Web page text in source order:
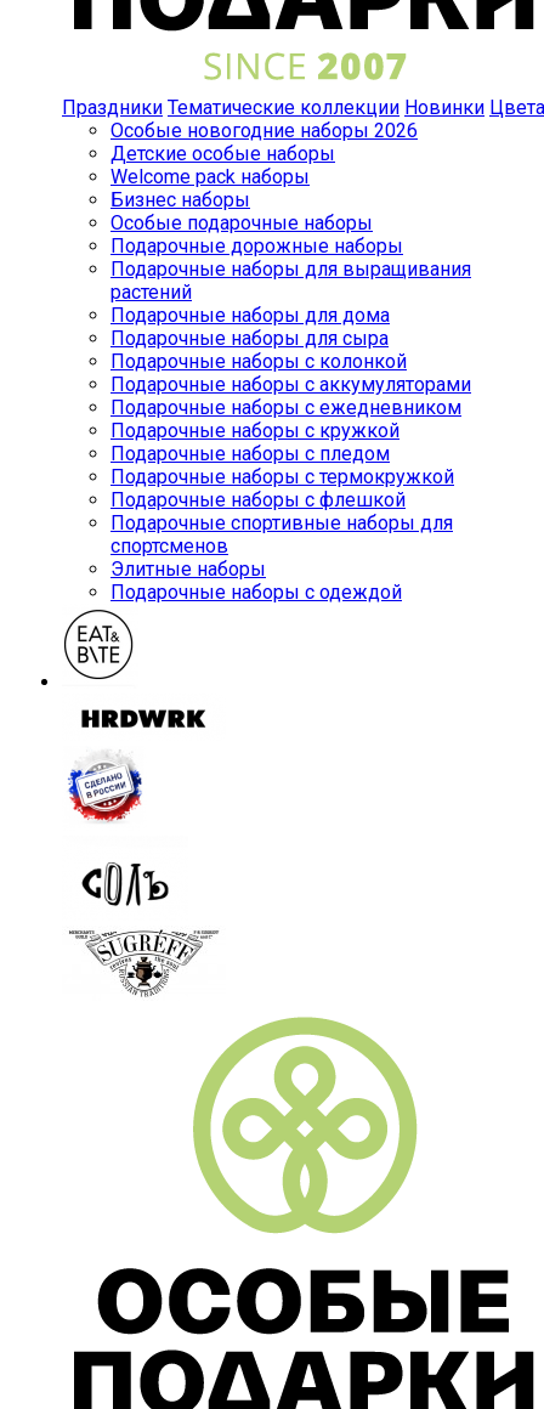
Праздники Тематические коллекции Новинки Цвета
Особые новогодние наборы 2026
Детские особые наборы
Welcome pack наборы
Бизнес наборы
Особые подарочные наборы
Подарочные дорожные наборы
Подарочные наборы для выращивания
растений
Подарочные наборы для дома
Подарочные наборы для сыра
Подарочные наборы с колонкой
Подарочные наборы с аккумуляторами
Подарочные наборы с ежедневником
Подарочные наборы с кружкой
Подарочные наборы с пледом
Подарочные наборы с термокружкой
Подарочные наборы с флешкой
Подарочные спортивные наборы для
спортсменов
Элитные наборы
Подарочные наборы с одеждой